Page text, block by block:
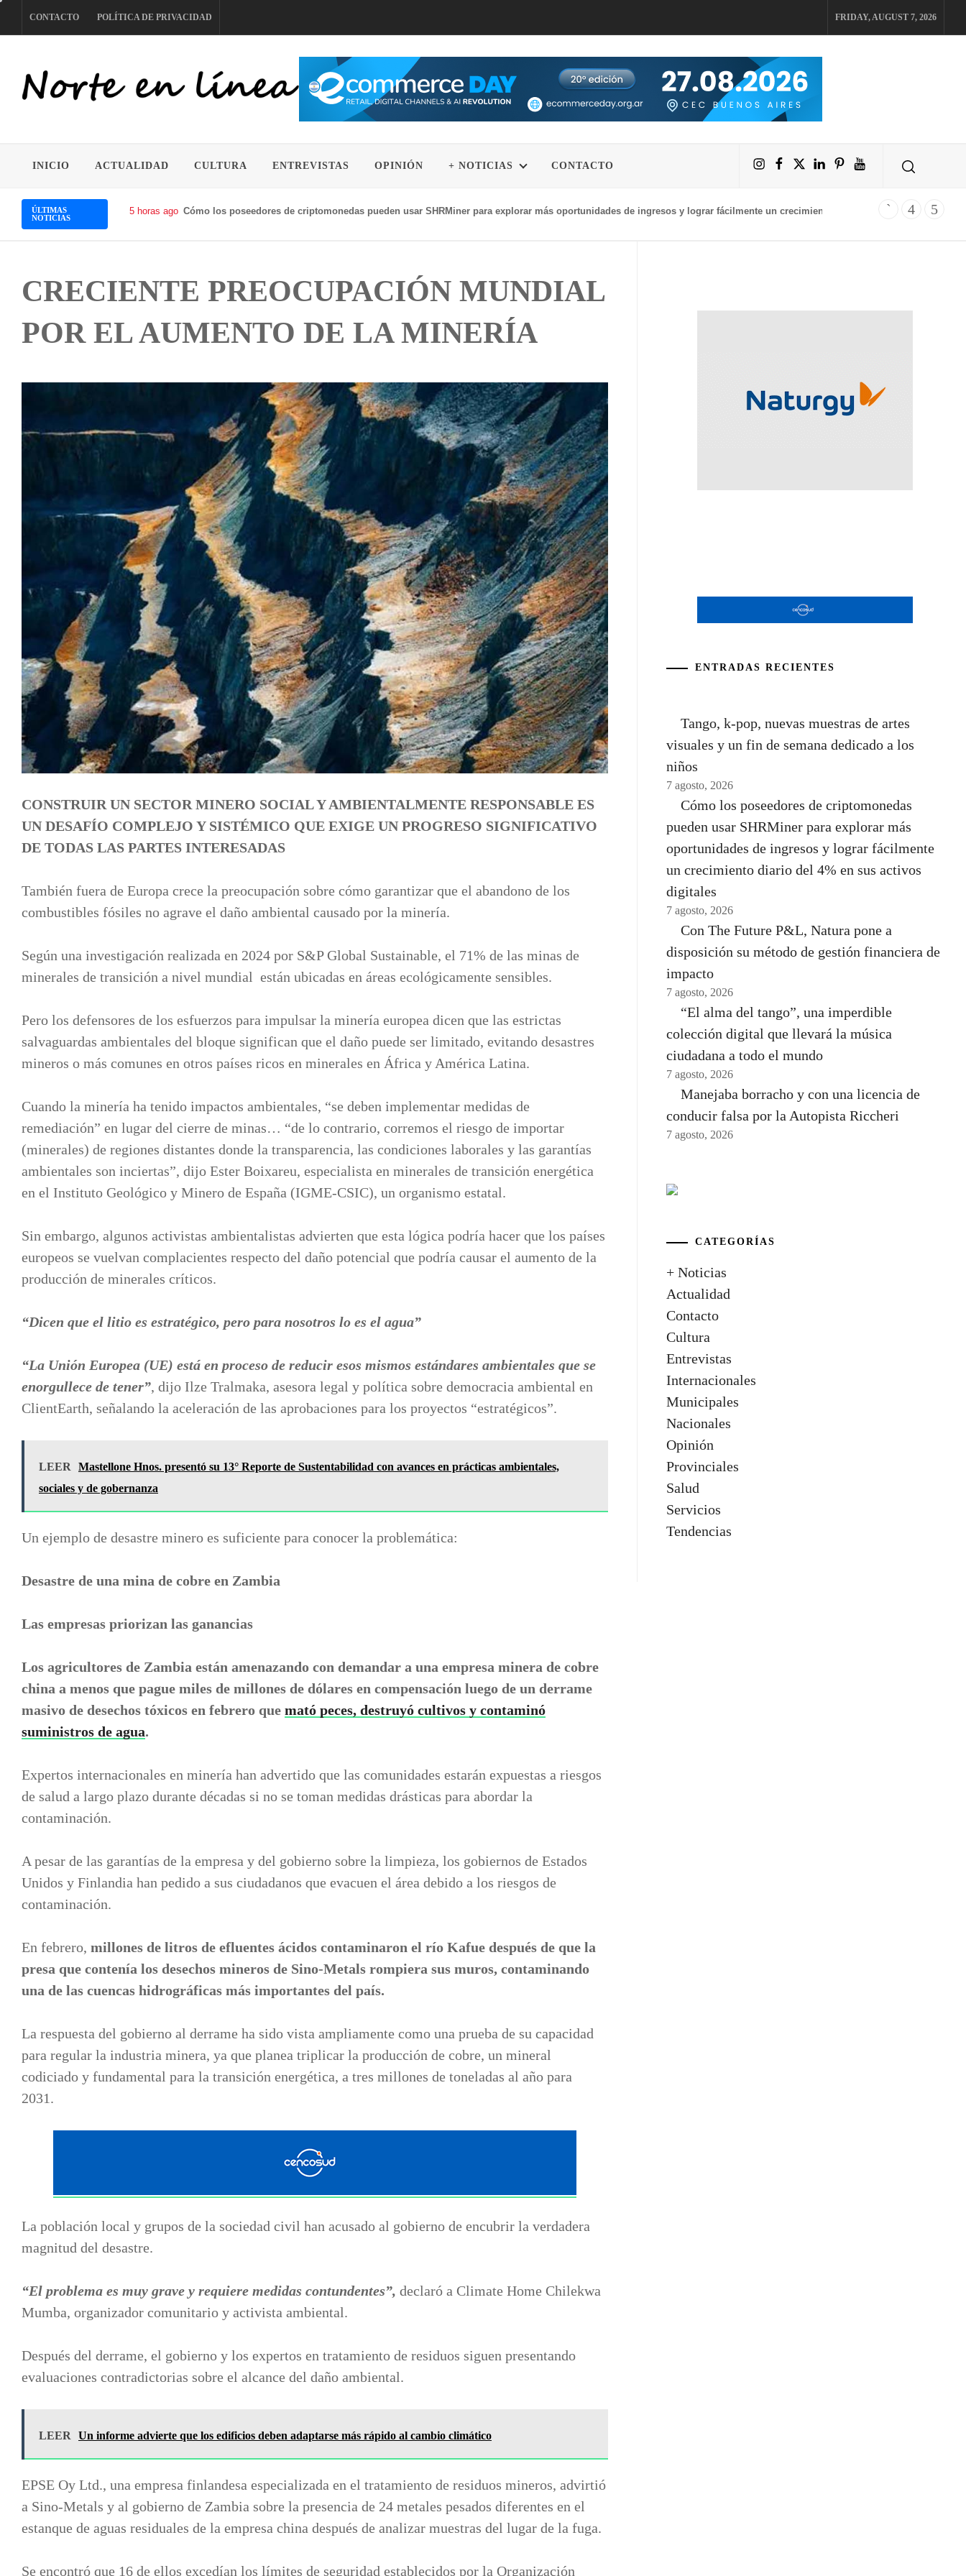
to
CONTACTO POLÍTICA DE PRIVACIDAD FRIDAY, AUGUST 7, 2026
NORTE EN LÍNEA
INICIO ACTUALIDAD CULTURA ENTREVISTAS OPINIÓN + NOTICIAS CONTACTO InstagramFacebook
X LinkedInPinterestYouTube
ÚLTIMAS
NOTICIAS
5 horas ago Cómo los poseedores de criptomonedas pueden usar SHRMiner para explorar más oportunidades de ingresos y lograr fácilmente un crecimiento diario del 4% en sus activos
CRECIENTE PREOCUPACIÓN MUNDIAL
POR EL AUMENTO DE LA MINERÍA
CONSTRUIR UN SECTOR MINERO SOCIAL Y AMBIENTALMENTE RESPONSABLE ES
UN DESAFÍO COMPLEJO Y SISTÉMICO QUE EXIGE UN PROGRESO SIGNIFICATIVO
DE TODAS LAS PARTES INTERESADAS
También fuera de Europa crece la preocupación sobre cómo garantizar que el abandono de los
combustibles fósiles no agrave el daño ambiental causado por la minería.
Según una investigación realizada en 2024 por S&P Global Sustainable, el 71% de las minas de
minerales de transición a nivel mundial están ubicadas en áreas ecológicamente sensibles.
Pero los defensores de los esfuerzos para impulsar la minería europea dicen que las estrictas
salvaguardas ambientales del bloque significan que el daño puede ser limitado, evitando desastres
mineros o más comunes en otros países ricos en minerales en África y América Latina.
Cuando la minería ha tenido impactos ambientales, “se deben implementar medidas de
remediación” en lugar del cierre de minas… “de lo contrario, corremos el riesgo de importar
(minerales) de regiones distantes donde la transparencia, las condiciones laborales y las garantías
ambientales son inciertas”, dijo Ester Boixareu, especialista en minerales de transición energética
en el Instituto Geológico y Minero de España (IGME-CSIC), un organismo estatal.
Sin embargo, algunos activistas ambientalistas advierten que esta lógica podría hacer que los países
europeos se vuelvan complacientes respecto del daño potencial que podría causar el aumento de la
producción de minerales críticos.
“Dicen que el litio es estratégico, pero para nosotros lo es el agua”
“La Unión Europea (UE) está en proceso de reducir esos mismos estándares ambientales que se
enorgullece de tener”, dijo Ilze Tralmaka, asesora legal y política sobre democracia ambiental en
ClientEarth, señalando la aceleración de las aprobaciones para los proyectos “estratégicos”.
LEER
Mastellone Hnos. presentó su 13° Reporte de Sustentabilidad con avances en prácticas ambientales,
sociales y de gobernanza
Un ejemplo de desastre minero es suficiente para conocer la problemática:
Desastre de una mina de cobre en Zambia
Las empresas priorizan las ganancias
Los agricultores de Zambia están amenazando con demandar a una empresa minera de cobre
china a menos que pague miles de millones de dólares en compensación luego de un derrame
masivo de desechos tóxicos en febrero que mató peces, destruyó cultivos y contaminó
suministros de agua.
Expertos internacionales en minería han advertido que las comunidades estarán expuestas a riesgos
de salud a largo plazo durante décadas si no se toman medidas drásticas para abordar la
contaminación.
A pesar de las garantías de la empresa y del gobierno sobre la limpieza, los gobiernos de Estados
Unidos y Finlandia han pedido a sus ciudadanos que evacuen el área debido a los riesgos de
contaminación.
En febrero, millones de litros de efluentes ácidos contaminaron el río Kafue después de que la
presa que contenía los desechos mineros de Sino-Metals rompiera sus muros, contaminando
una de las cuencas hidrográficas más importantes del país.
La respuesta del gobierno al derrame ha sido vista ampliamente como una prueba de su capacidad
para regular la industria minera, ya que planea triplicar la producción de cobre, un mineral
codiciado y fundamental para la transición energética, a tres millones de toneladas al año para
2031.
La población local y grupos de la sociedad civil han acusado al gobierno de encubrir la verdadera
magnitud del desastre.
“El problema es muy grave y requiere medidas contundentes”, declaró a Climate Home Chilekwa
Mumba, organizador comunitario y activista ambiental.
Después del derrame, el gobierno y los expertos en tratamiento de residuos siguen presentando
evaluaciones contradictorias sobre el alcance del daño ambiental.
LEER Un informe advierte que los edificios deben adaptarse más rápido al cambio climático
EPSE Oy Ltd., una empresa finlandesa especializada en el tratamiento de residuos mineros, advirtió
a Sino-Metals y al gobierno de Zambia sobre la presencia de 24 metales pesados ​​diferentes en el
estanque de aguas residuales de la empresa china después de analizar muestras del lugar de la fuga.
Se encontró que 16 de ellos excedían los límites de seguridad establecidos por la Organización
ENTRADAS RECIENTES
Tango, k-pop, nuevas muestras de artes
visuales y un fin de semana dedicado a los
niños
7 agosto, 2026
Cómo los poseedores de criptomonedas
pueden usar SHRMiner para explorar más
oportunidades de ingresos y lograr fácilmente
un crecimiento diario del 4% en sus activos
digitales
7 agosto, 2026
Con The Future P&L, Natura pone a
disposición su método de gestión financiera de
impacto
7 agosto, 2026
“El alma del tango”, una imperdible
colección digital que llevará la música
ciudadana a todo el mundo
7 agosto, 2026
Manejaba borracho y con una licencia de
conducir falsa por la Autopista Riccheri
7 agosto, 2026
+ Noticias
Actualidad
Contacto
Cultura
Entrevistas
Internacionales
Municipales
Nacionales
Opinión
Provinciales
Salud
Servicios